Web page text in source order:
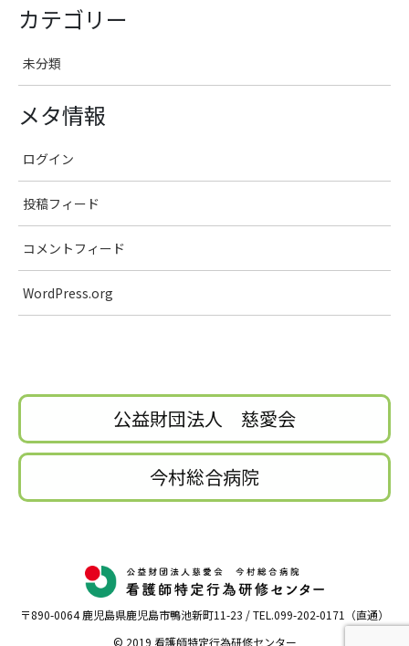
カテゴリー
未分類
メタ情報
ログイン
投稿フィード
コメントフィード
WordPress.org
公益財団法人 慈愛会
今村総合病院
〒890-0064 鹿児島県鹿児島市鴨池新町11-23 / TEL.099-202-0171（直通）
© 2019 看護師特定行為研修センター